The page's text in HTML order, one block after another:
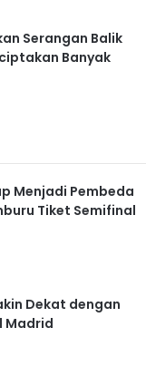
Serangan Balik
Banyak
Menjadi Pembeda
Tiket Semifinal
Dekat dengan
Madrid